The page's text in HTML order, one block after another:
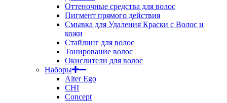
Оттеночные средства для волос
Пигмент прямого действия
Смывка для Удаления Краски с Волос и
кожи
Стайлинг для волос
Тонирование волос
Окислители для волос
Наборы
Alter Ego
CHI
Concept